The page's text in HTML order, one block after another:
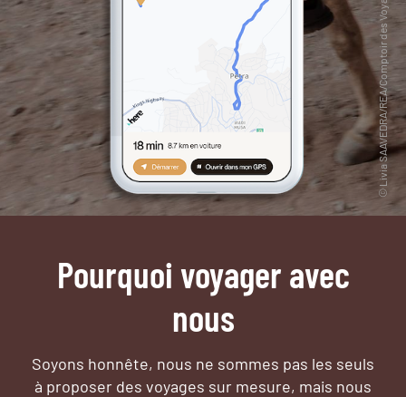
Pourquoi voyager avec
nous
Soyons honnête, nous ne sommes pas les seuls
à proposer des voyages sur mesure, mais nous